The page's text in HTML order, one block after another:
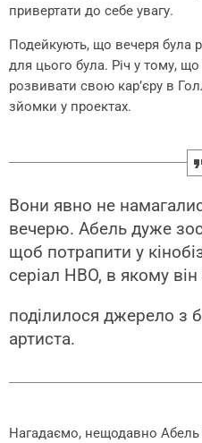
привертати до себе увагу.
Подейкують, що вечеря була
для цього була. Річ у тому, що
розвивати свою кар’єру в
зйомки у проектах.
Вони явно не
вечерю. Абель дуже
щоб потрапити у
серіал HBO, в якому
поділилося джерело з
артиста.
Нагадаємо, нещодавно Абель